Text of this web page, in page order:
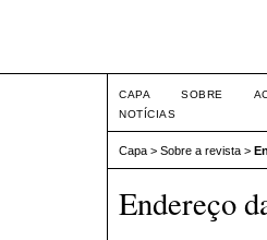
CAPA SOBRE
NOTÍCIAS
Capa > Sobre a revista >
Endereço